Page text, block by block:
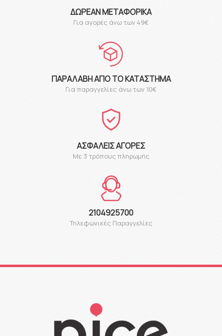
ΔΩΡΕΆΝ ΜΕΤΑΦΟΡΙΚΆ
Για αγορές άνω των 49€
ΠΑΡΑΛΑΒΉ ΑΠΌ ΤΟ ΚΑΤΆΣΤΗΜΑ
Για παραγγελίες άνω των 10€
ΑΣΦΑΛΕΊΣ ΑΓΟΡΈΣ
Με 3 τρόπους πληρωμής
2104925700
Τηλεφωνικές Παραγγελίες